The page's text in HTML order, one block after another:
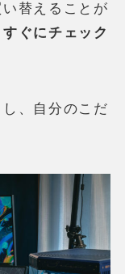
替えることが
ぐにチェック
、自分のこだ